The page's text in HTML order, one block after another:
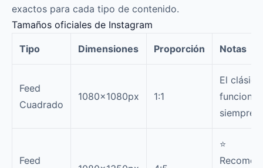
exactos para cada tipo de contenido.
Tamaños oficiales de Instagram
Tipo Dimensiones Proporción Notas
Feed
Cuadrado
1080×1080px 1:1
El
funciona
siempre
Feed
⭐